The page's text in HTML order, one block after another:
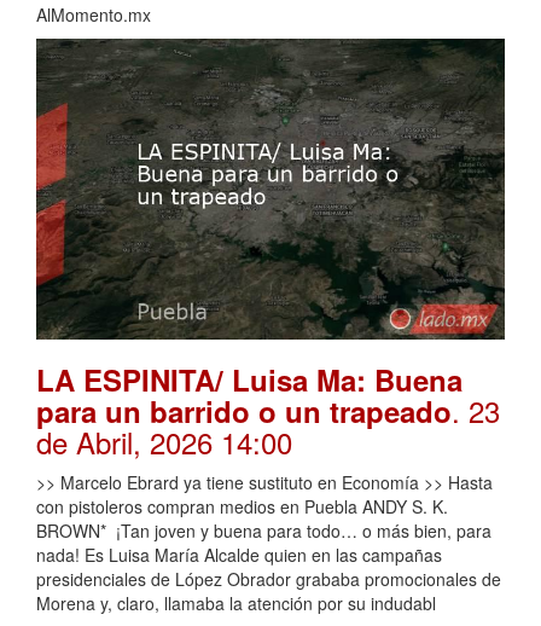
AlMomento.mx
LA ESPINITA/ Luisa Ma: Buena
para un barrido o un trapeado. 23
de Abril, 2026 14:00
>> Marcelo Ebrard ya tiene sustituto en Economía >> Hasta
con pistoleros compran medios en Puebla ANDY S. K.
BROWN* ¡Tan joven y buena para todo… o más bien, para
nada! Es Luisa María Alcalde quien en las campañas
presidenciales de López Obrador grababa promocionales de
Morena y, claro, llamaba la atención por su indudabl